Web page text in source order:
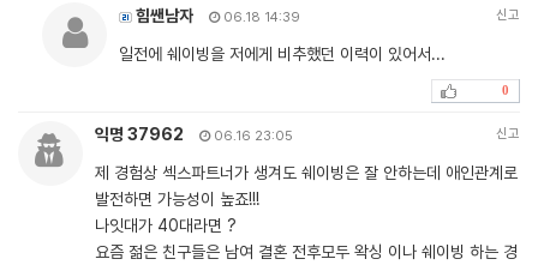
힘쌘남자 06.18 14:39 신고
일전에 쉐이빙을 저에게 비추했던 이력이 있어서...
0
익명 37962 06.16 23:05 신고
제 경험상 섹스파트너가 생겨도 쉐이빙은 잘 안하는데 애인관계로
발전하면 가능성이 높죠!!!
나잇대가 40대라면 ?
요즘 젊은 친구들은 남여 결혼 전후모두 왁싱 이나 쉐이빙 하는 경